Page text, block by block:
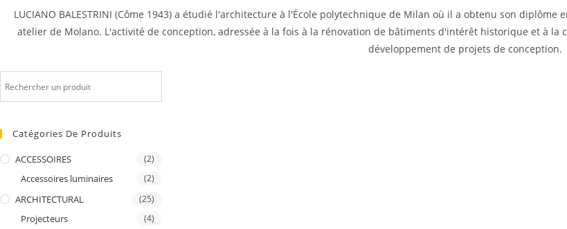
LUCIANO BALESTRINI (Côme 1943) a étudié l'architecture à l'École polytechnique de Milan où il a obtenu son
atelier de Molano. L'activité de conception, adressée à la fois à la rénovation de bâtiments d'intérêt historique et à
développement de projets de conception.
Catégories De Produits
ACCESSOIRES (2)
Accessoires luminaires (2)
ARCHITECTURAL (25)
Projecteurs (4)